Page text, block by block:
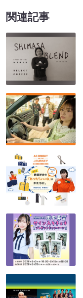
関連記事